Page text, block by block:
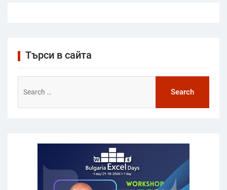
Търси в сайта
for: